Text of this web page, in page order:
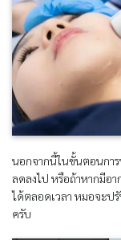
นอกจากนี้ในขั้นตอนการ
ลดลงไป หรือถ้าหากมีอา
ได้ตลอดเวลา หมอจะป
ครับ